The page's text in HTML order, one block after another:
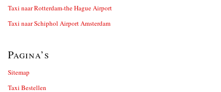
Taxi naar Rotterdam-the Hague Airport
Taxi naar Schiphol Airport Amsterdam
Pagina’s
Sitemap
Taxi Bestellen